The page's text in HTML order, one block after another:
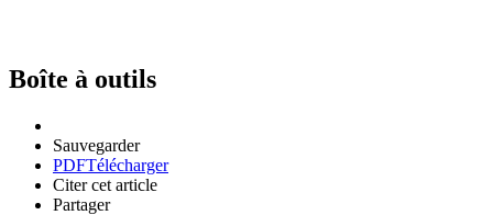
Boîte à outils
Sauvegarder
PDFTélécharger
Citer cet article
Partager